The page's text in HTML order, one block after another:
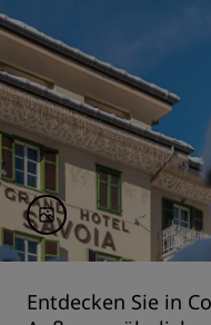
Entdecken Sie in